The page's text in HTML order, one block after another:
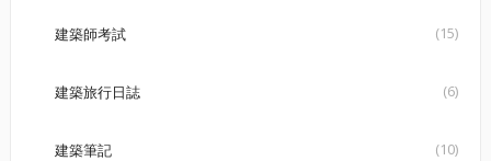
建築師考試 (15)
建築旅行日誌 (6)
建築筆記 (10)